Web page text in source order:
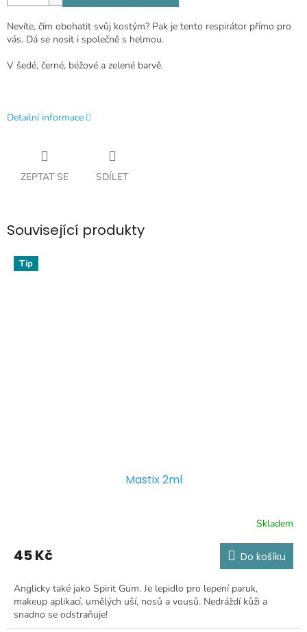
Nevíte, čím obohatit svůj kostým? Pak je tento respirátor přímo pro
vás. Dá se nosit i společně s helmou.
V šedé, černé, béžové a zelené barvě.
Detailní informace
ZEPTAT SE SDÍLET
Související produkty
Tip
Mastix 2ml
Skladem
45 Kč Do košíku
Anglicky také jako Spirit Gum. Je lepidlo pro lepení paruk,
makeup aplikací, umělých uší, nosů a vousů. Nedráždí kůži a
snadno se odstraňuje!